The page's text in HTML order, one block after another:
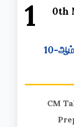
1
0th
10-ஆம்
CM